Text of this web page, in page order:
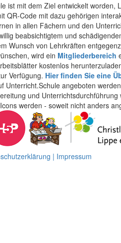
ist mit dem Ziel entwickelt
QR-Code mit dazu gehörigen
in allen Fächern und den
beabsichtigtem und
Wunsch von Lehrkräften
wird ein Mitgliederbereich
kostenlos
Verfügung. Hier finden Sie eine
Unterricht.Schule angeboten
und
werden - soweit nicht anders
| Impressum